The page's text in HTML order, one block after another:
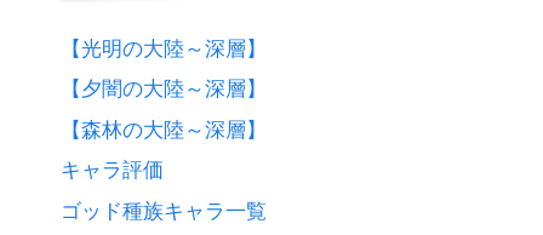
【光明の大陸～深層】
【夕闇の大陸～深層】
【森林の大陸～深層】
キャラ評価
ゴッド種族キャラ一覧